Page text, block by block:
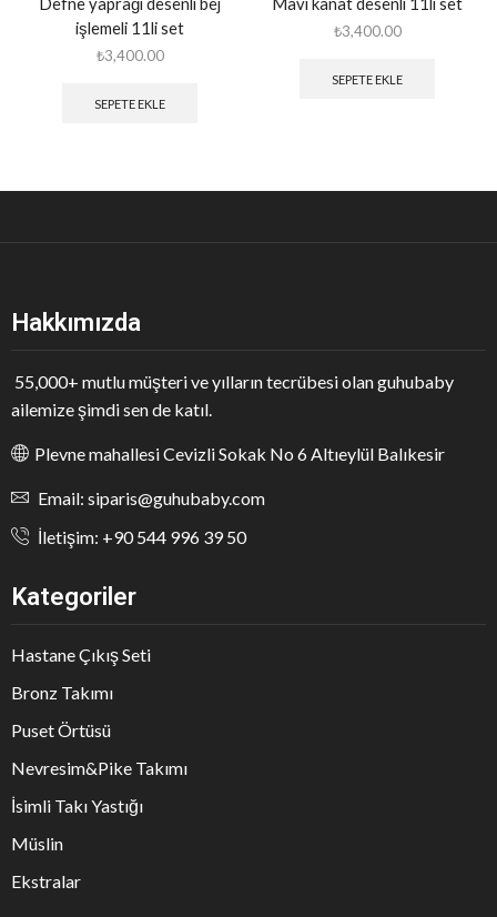
işlemeli 11li set
₺3,400.00
SEPETE EKLE
₺3,400.00
SEPETE EKLE
Hakkımızda
55,000+ mutlu müşteri ve yılların tecrübesi olan guhubaby
ailemize şimdi sen de katıl.
Plevne mahallesi Cevizli Sokak No 6 Altıeylül Balıkesir
Email: siparis@guhubaby.com
İletişim: +90 544 996 39 50
Kategoriler
Hastane Çıkış Seti
Bronz Takımı
Puset Örtüsü
Nevresim&Pike Takımı
İsimli Takı Yastığı
Müslin
Ekstralar